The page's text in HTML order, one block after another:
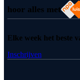
hoor alles met
Elke week het beste
Inschrijven